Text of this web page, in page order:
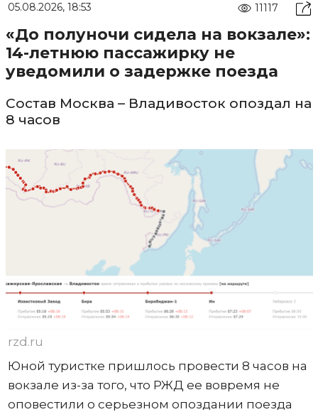
05.08.2026, 18:53 11117
«До полуночи сидела на вокзале»:
14-летнюю пассажирку не
уведомили о задержке поезда
Состав Москва – Владивосток опоздал на
8 часов
rzd.ru
Юной туристке пришлось провести 8 часов на
вокзале из-за того, что РЖД ее вовремя не
оповестили о серьезном опоздании поезда